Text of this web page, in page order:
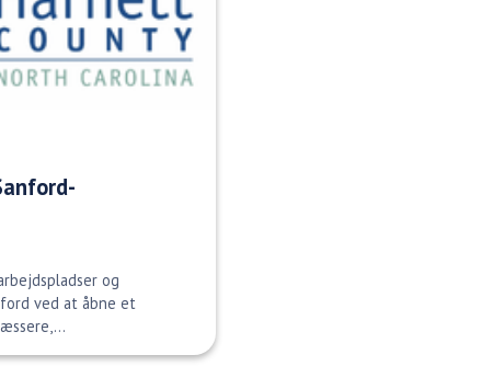
og
ved at åbne et